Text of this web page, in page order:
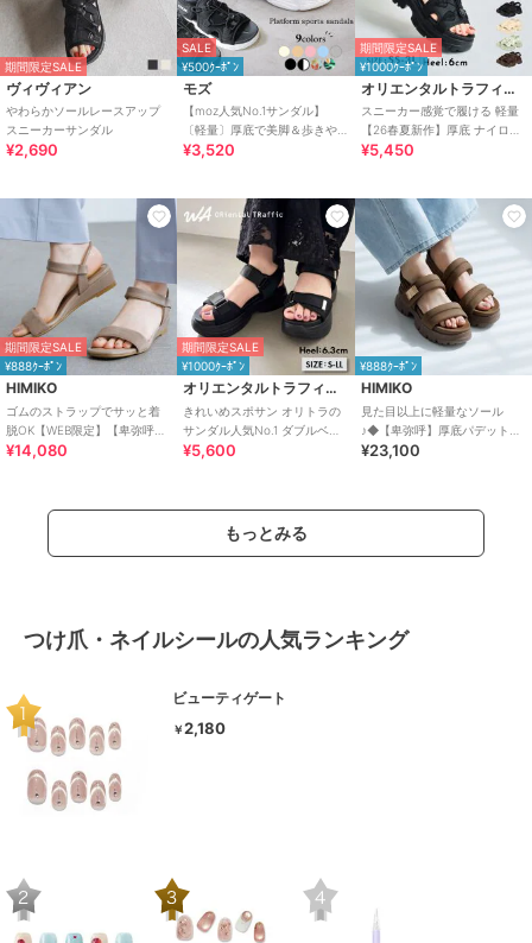
期間限定SALE
ヴィヴィアン
やわらかソールレースアップ
スニーカーサンダル
¥2,690
SALE
¥500ｸｰﾎﾟﾝ
モズ
【moz人気No.1サンダル】
〔軽量〕厚底で美脚＆歩きや
すい！疲れにくいフィット感
¥3,520
期間限定SALE
¥1000ｸｰﾎﾟﾝ
オリエンタルトラフィック
スニーカー感覚で履ける 軽量
【26春夏新作】厚底 ナイロン
スポーツサンダル /OT3232
¥5,450
期間限定SALE
¥888ｸｰﾎﾟﾝ
HIMIKO
ゴムのストラップでサッと着
脱OK【WEB限定】【卑弥呼
26SS】ゴムストラップサンダ
¥14,080
期間限定SALE
¥1000ｸｰﾎﾟﾝ
オリエンタルトラフィック
きれいめスポサン オリトラの
サンダル人気No.1 ダブルベル
ト スポーツサンダル /42207
¥5,600
¥888ｸｰﾎﾟﾝ
HIMIKO
見た目以上に軽量なソール
♪◆【卑弥呼】厚底パデットサ
ンダル/661201
¥23,100
もっとみる
つけ爪・ネイルシールの人気ランキング
ビューティゲート
￥2,180